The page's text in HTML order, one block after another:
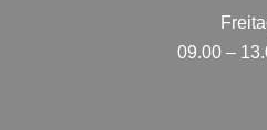
09.00 –